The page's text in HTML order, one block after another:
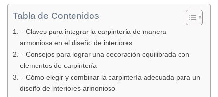
Tabla de Contenidos
– Claves para integrar la carpintería de manera
armoniosa en el diseño de interiores
– Consejos para lograr una decoración equilibrada con
elementos de carpintería
– Cómo elegir y combinar la carpintería adecuada para un
diseño de interiores armonioso